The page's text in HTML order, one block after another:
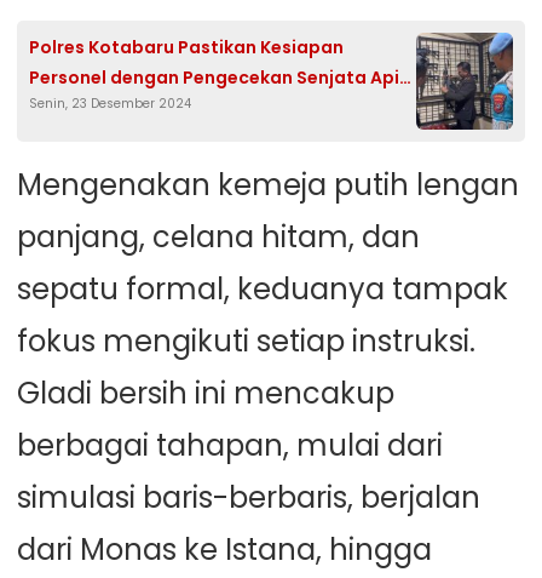
Polres Kotabaru Pastikan Kesiapan
Personel dengan Pengecekan Senjata Api
Jelang Natal dan Tahun Baru
Senin, 23 Desember 2024
Mengenakan kemeja putih lengan
panjang, celana hitam, dan
sepatu formal, keduanya tampak
fokus mengikuti setiap instruksi.
Gladi bersih ini mencakup
berbagai tahapan, mulai dari
simulasi baris-berbaris, berjalan
dari Monas ke Istana, hingga